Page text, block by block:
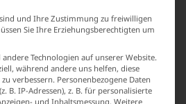
und Ihre Zustimmung zu freiwilligen
Sie Ihre Erziehungsberechtigten um
Technologien auf unserer Website.
während andere uns helfen, diese
verbessern. Personenbezogene Daten
B. IP-Adressen), z. B. für personalisierte
und Inhaltsmessung. Weitere